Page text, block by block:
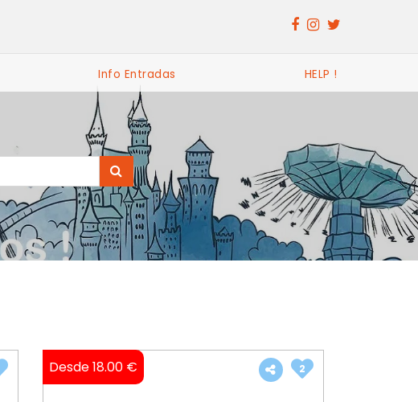
Info Entradas HELP !
Desde 18.00 € 2